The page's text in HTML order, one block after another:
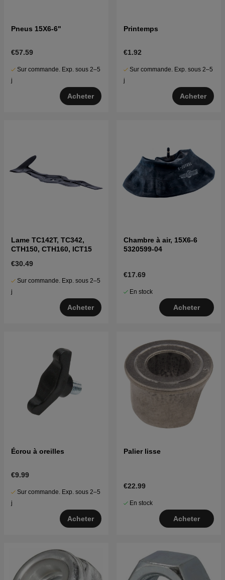
Pneus 15X6-6"
€57.59
Sur commande. Exp. sous 2–5
j
Acheter
Printemps
€1.92
Sur commande. Exp. sous 2–5
j
Acheter
Lame TC142T, TC342,
CTH150, CTH160, ICT15
€30.49
Sur commande. Exp. sous 2–5
j
Acheter
Chambre à air, 15X6-6
5320599-04
€17.69
En stock
Acheter
Écrou à oreilles
€9.99
Sur commande. Exp. sous 2–5
j
Acheter
Palier lisse
€22.99
En stock
Acheter